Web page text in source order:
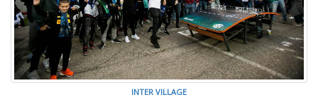
INTER VILLAGE